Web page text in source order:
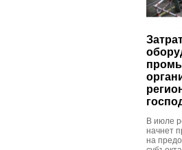
В июле
начнет
на